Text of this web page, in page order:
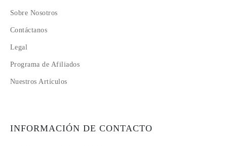
Sobre Nosotros
Contáctanos
Legal
Programa de Afiliados
Nuestros Artículos
INFORMACIÓN DE CONTACTO